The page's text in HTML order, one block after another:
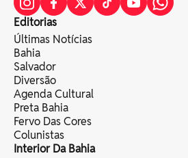
Editorias
Últimas Notícias
Bahia
Salvador
Diversão
Agenda Cultural
Preta Bahia
Fervo Das Cores
Colunistas
Interior Da Bahia